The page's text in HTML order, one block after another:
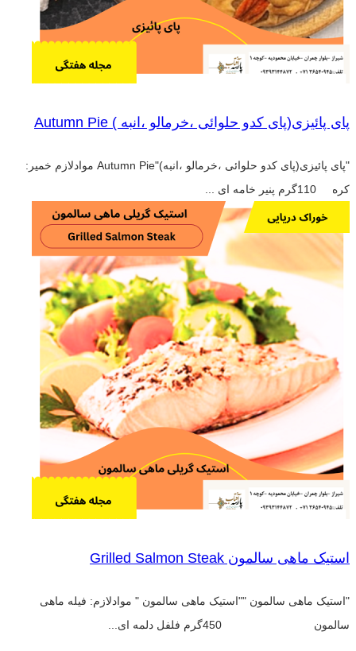
پای پائیزی(پای کدو حلوائی ،خرمالو ،انبه ) Autumn Pie
"پای پائیزی(پای کدو حلوائی ،خرمالو ،انبه)"Autumn Pie موادلازم خمیر:
کره 110گرم پنیر خامه ای ...
استیک ماهی سالمون Grilled Salmon Steak
"استیک ماهی سالمون ""استیک ماهی سالمون " موادلازم: فیله ماهی
سالمون 450گرم فلفل دلمه ای...